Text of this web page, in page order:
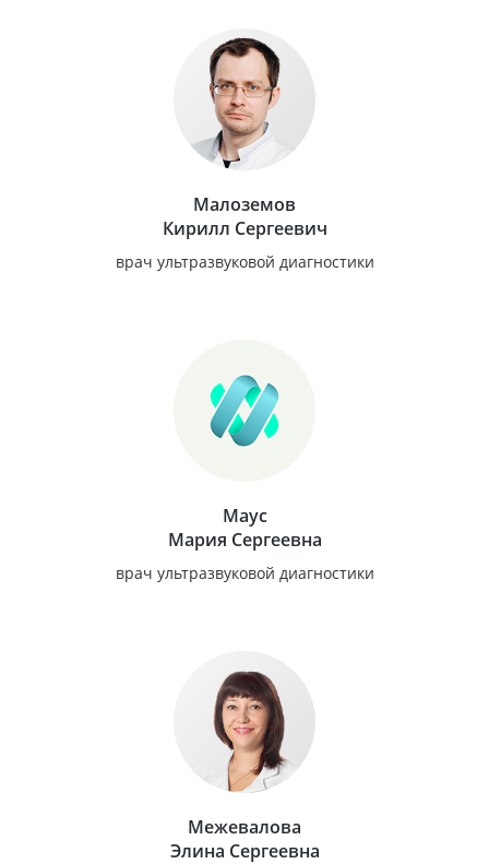
Малоземов
Кирилл Сергеевич
врач ультразвуковой диагностики
Маус
Мария Сергеевна
врач ультразвуковой диагностики
Межевалова
Элина Сергеевна